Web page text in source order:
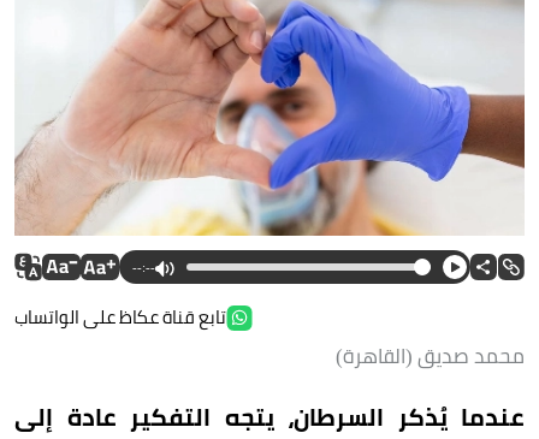
--:--
تابع قناة عكاظ على الواتساب
محمد صديق (القاهرة)
عندما يُذكر السرطان، يتجه التفكير عادة إلى